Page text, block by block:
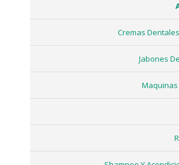
Cremas
Jabones